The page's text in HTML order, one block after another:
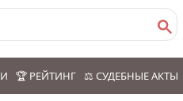
🏆 РЕЙТИНГ ⚖️ СУДЕБНЫЕ АКТЫ